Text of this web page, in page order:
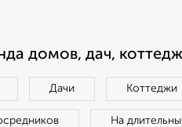
домов, дач,
Дачи Коттеджи
На